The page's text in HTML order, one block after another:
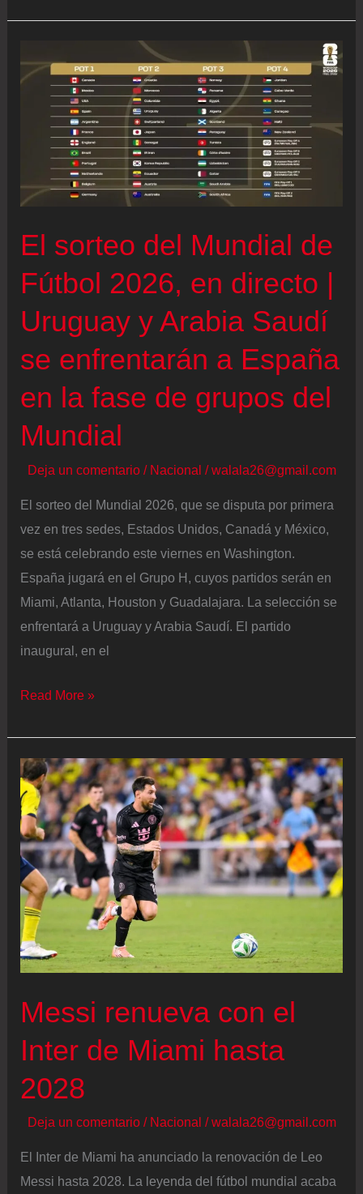
últimas
en
directo
Argentina
Inglaterra
miden
Atlanta
puesto
en
final
contra
El sorteo del Mundial de
Fútbol 2026, en directo |
Uruguay y Arabia Saudí
se enfrentarán a España
en la fase de grupos del
Mundial
Deja un comentario / Nacional /walala26@gmail.com
El sorteo del Mundial 2026, que se disputa por primera
vez en tres sedes, Estados Unidos, Canadá y México,
se está celebrando este viernes en Washington.
España jugará en el Grupo H, cuyos partidos serán en
Miami, Atlanta, Houston y Guadalajara. La selección se
enfrentará a Uruguay y Arabia Saudí. El partido
inaugural, en el
El
del
Mundial
de
Fútbol
2026,
en
directo
Uruguay
y
Saudí
enfrentarán
a
en
la
fase
Read More »
Messi renueva con el
Inter de Miami hasta
2028
Deja un comentario / Nacional /walala26@gmail.com
El Inter de Miami ha anunciado la renovación de Leo
Messi hasta 2028. La leyenda del fútbol mundial acaba